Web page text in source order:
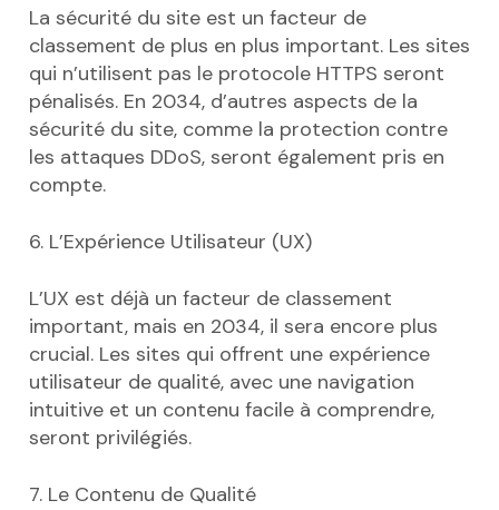
La sécurité du site est un facteur de
classement de plus en plus important. Les sites
qui n’utilisent pas le protocole HTTPS seront
pénalisés. En 2034, d’autres aspects de la
sécurité du site, comme la protection contre
les attaques DDoS, seront également pris en
compte.
6. L’Expérience Utilisateur (UX)
L’UX est déjà un facteur de classement
important, mais en 2034, il sera encore plus
crucial. Les sites qui offrent une expérience
utilisateur de qualité, avec une navigation
intuitive et un contenu facile à comprendre,
seront privilégiés.
7. Le Contenu de Qualité